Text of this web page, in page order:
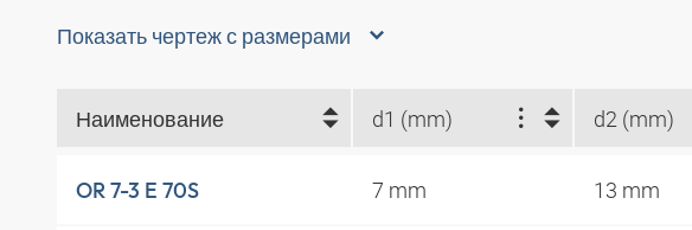
Показать чертеж с размерами
Наименование d1 (mm) d2 (mm)
OR 7-3 E 70S 7 mm 13 mm